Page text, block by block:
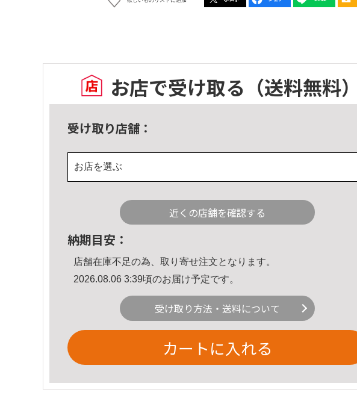
お店で受け取る （送料無料）
受け取り店舗：
お店を選ぶ
近くの店舗を確認する
納期目安：
店舗在庫不足の為、取り寄せ注文となります。
2026.08.06 3:39頃のお届け予定です。
受け取り方法・送料について
カートに入れる